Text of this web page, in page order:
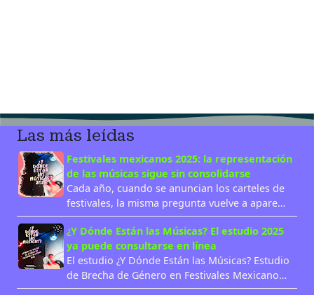
Las más leídas
Festivales mexicanos 2025: la representación
de las músicas sigue sin consolidarse
Cada año, cuando se anuncian los carteles de
festivales, la misma pregunta vuelve a apare…
¿Y Dónde Están las Músicas? El estudio 2025
ya puede consultarse en línea
El estudio ¿Y Dónde Están las Músicas? Estudio
de Brecha de Género en Festivales Mexicano…